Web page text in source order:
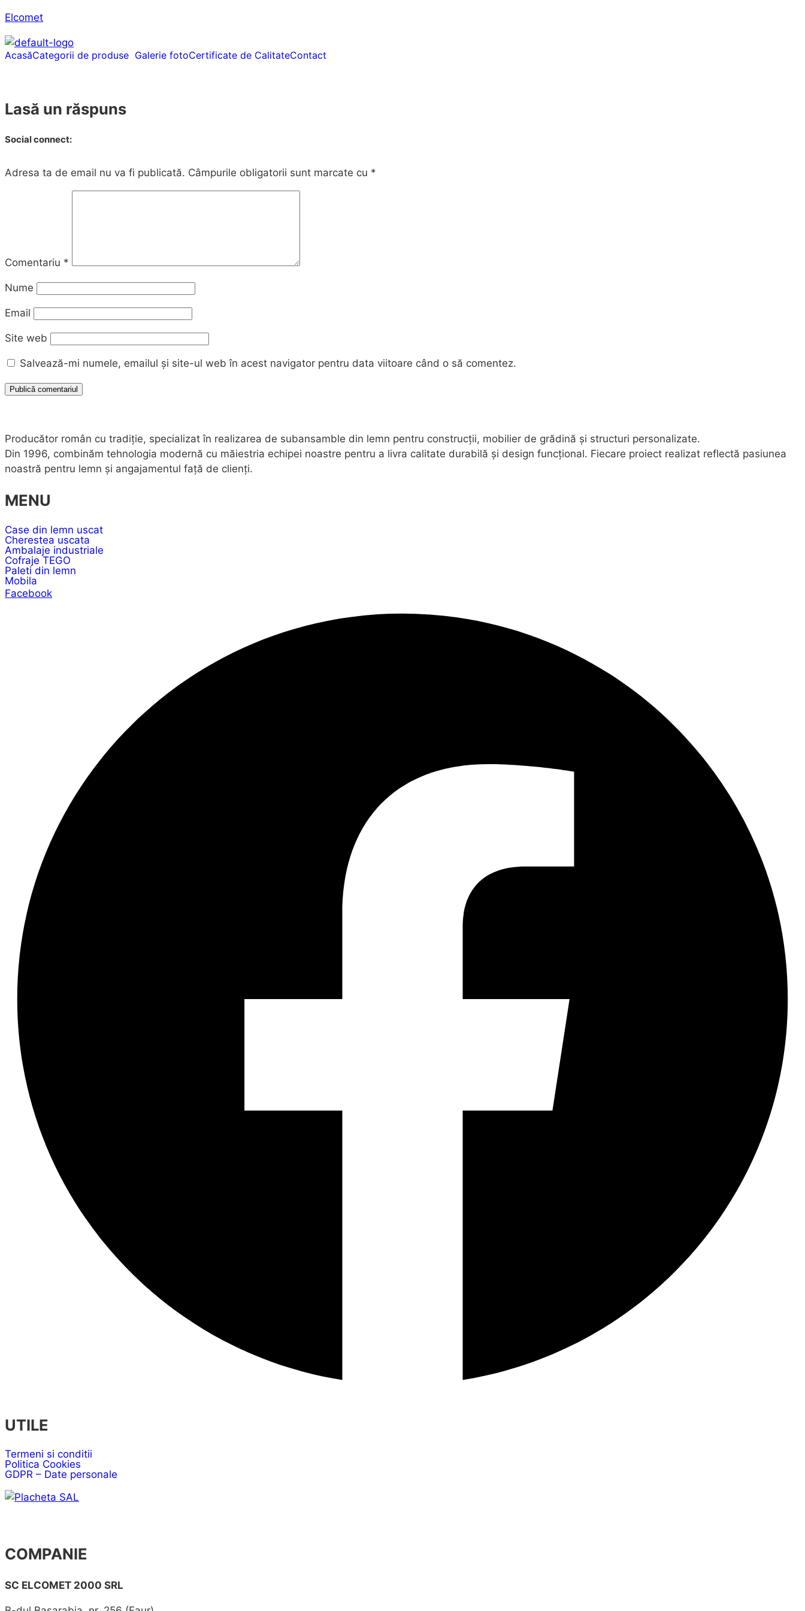
Elcomet
AcasăCategorii de produse Galerie fotoCertificate de CalitateContact
Lasă un răspuns
Social connect:
Adresa ta de email nu va fi publicată. Câmpurile obligatorii sunt marcate cu *
Comentariu *
Nume
Email
Site web
Salvează-mi numele, emailul și site-ul web în acest navigator pentru data viitoare când o să comentez.
Producător român cu tradiție, specializat în realizarea de subansamble din lemn pentru construcții, mobilier de grădină și structuri personalizate.
Din 1996, combinăm tehnologia modernă cu măiestria echipei noastre pentru a livra calitate durabilă și design funcțional. Fiecare proiect realizat reflectă pasiunea
noastră pentru lemn și angajamentul față de clienți.
MENU
Case din lemn uscat
Cherestea uscata
Ambalaje industriale
Cofraje TEGO
Paleti din lemn
Mobila
Facebook
UTILE
Termeni si conditii
Politica Cookies
GDPR – Date personale
COMPANIE
SC ELCOMET 2000 SRL